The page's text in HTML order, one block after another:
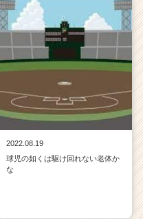
2022.08.19
球児の如くは駆け回れない老体か
な